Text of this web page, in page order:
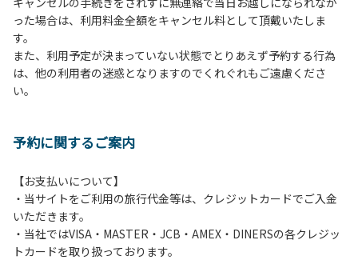
４、車両は、荷物の積み下ろし時以外は、駐車場にとめてく
ださい。
５、チェックアウトは、午前10時まで（日帰り使用の場合は
午後5時まで）です。チェックインの手続きを行っていない
方や使用人数が増えた場合は、必ず手続きを行ってくださ
ら午前10時までの間にゴミステーションに出してください。
は、お持ち帰りをお願いします。
【禁止事項】
カラオケ、発電機、地面での直火による焚き火、キャンプフ
ァイヤー、打ち上げ式花火、テントサウナの設置
った場合は、利用料金全額をキャンセル料として頂戴いたしま
す。
また、利用予定が決まっていない状態でとりあえず予約する行為
は、他の利用者の迷惑となりますのでくれぐれもご遠慮くださ
い。
予約に関するご案内
【お支払いについて】
・当サイトをご利用の旅行代金等は、クレジットカードでご入金
いただきます。
・当社ではVISA・MASTER・JCB・AMEX・DINERSの各クレジッ
トカードを取り扱っております。